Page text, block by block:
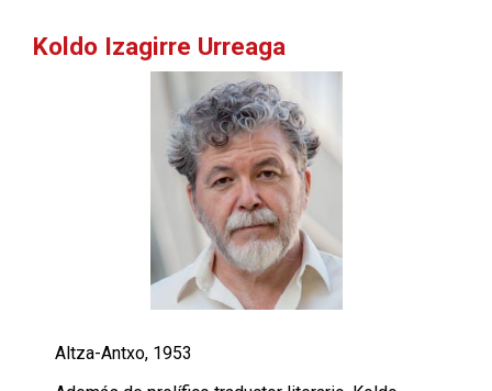
Koldo Izagirre Urreaga
Altza-Antxo, 1953